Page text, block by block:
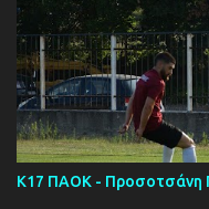
Κ17 ΠΑΟΚ - Προσοτσάνη